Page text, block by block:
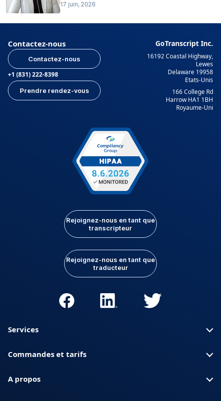
17 juin, 2026
Contactez-nous
Contactez-nous
+1 (831) 222-8398
Prendre rendez-vous
GoTranscript Inc.
16192 Coastal Highway,
Lewes
Delaware 19958
Etats-Unis
166 College Rd
Harrow HA1 1BH
Royaume-Uni
Rejoignez-nous en tant que
transcripteur
Rejoignez-nous en tant que
traducteur
Services
Commandes et tarifs
A propos